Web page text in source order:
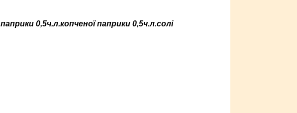
0,5ч.л.копченої паприки 0,5ч.л.солі